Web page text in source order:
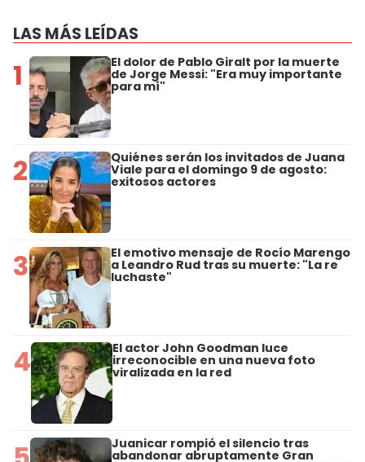
LAS MÁS LEÍDAS
1 El dolor de Pablo Giralt por la muerte
de Jorge Messi: "Era muy importante
para mí"
2 Quiénes serán los invitados de Juana
Viale para el domingo 9 de agosto:
exitosos actores
3 El emotivo mensaje de Rocío Marengo
a Leandro Rud tras su muerte: "La re
luchaste"
4 El actor John Goodman luce
irreconocible en una nueva foto
viralizada en la red
Juanicar rompió el silencio tras
abandonar abruptamente Gran